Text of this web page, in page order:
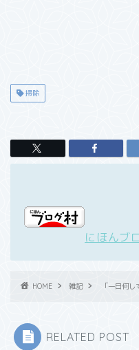
掃除
にほんブ
HOME 雑記 「一日何
RELATED POST